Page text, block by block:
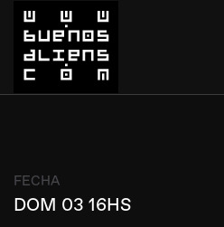
FECHA
DOM 03 16HS